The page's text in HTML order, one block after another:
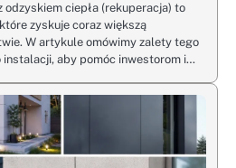
odzyskiem ciepła (rekuperacja) to
zyskuje coraz większą
W artykule omówimy zalety tego
instalacji, aby pomóc inwestorom i…